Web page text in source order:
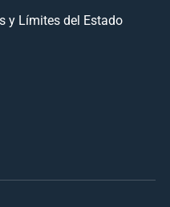
y Límites del Estado